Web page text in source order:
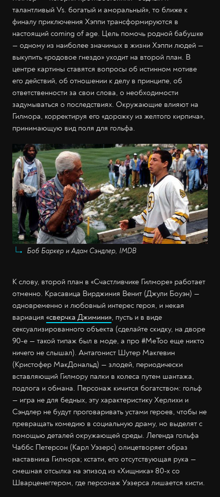
талантливый Vs. богатый и аморальный», то ближе к
финалу приключения Хэппи трансформируются в
настоящий coming of age. Цель помочь родной бабушке
— одному из наиболее значимых в жизни Хэппи людей —
выкупить «родовое гнездо» уходит на второй план. В
центре картины ставятся вопросы об истинном мотиве
его действий, об отношении к делу в принципе, об
ответственности за свои слова, о необходимости
задумываться о последствиях. Окружающие влияют на
Гилмора, корректируя его «дорожку из желтого кирпича»,
принимающую вид поля для гольфа.
Боб Баркер и Адам Сэндлер, IMDB
К слову, второй план в «Счастливчике Гилморе» работает
отменно. Красавица Вирджиния Венит (Джули Боуэн) —
одновременно и любовный интерес героя, и некая
вариация «сверчка Джимини», пусть и в виде
сексуализированного объекта (сделайте скидку, на дворе
90-е — такой типаж был в моде, а про #MeToo еще никто
ничего не слышал). Антагонист Шутер Макгевин
(Кристофер МакДональд) — злодей, периодически
вставляющий Гилмору палки в колеса путем шантажа,
подлога и обмана. Персонаж кичится богатством: гольф
— игра не для бедных, эту характеристику Херлихи и
Сэндлер не будут проговаривать устами героев, чтобы не
превращать комедию в социальную драму, но выделят с
помощью деталей окружающей среды. Легенда гольфа
Чаббс Петерсон (Карл Уэзерс) олицетворяет образ
наставника Гилмора; кстати, его отсутствующая рука —
смешная отсылка на эпизод из «Хищника» 80-х со
Шварценеггером, где персонаж Уэзерса лишается кисти.